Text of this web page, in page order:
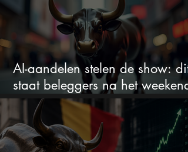
AI-aandelen stelen de show: dit
staat beleggers na het weekend
te wachten